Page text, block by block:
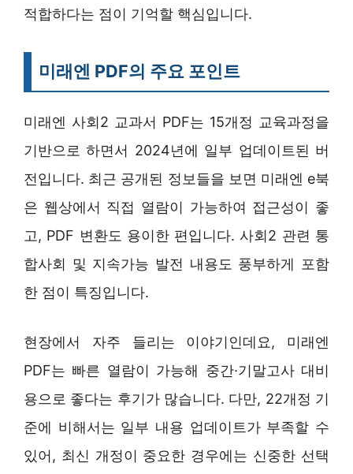
적합하다는 점이 기억할 핵심입니다.
미래엔 PDF의 주요 포인트
미래엔 사회2 교과서 PDF는 15개정 교육과정을
기반으로 하면서 2024년에 일부 업데이트된 버
전입니다. 최근 공개된 정보들을 보면 미래엔 e북
은 웹상에서 직접 열람이 가능하여 접근성이 좋
고, PDF 변환도 용이한 편입니다. 사회2 관련 통
합사회 및 지속가능 발전 내용도 풍부하게 포함
한 점이 특징입니다.
현장에서 자주 들리는 이야기인데요, 미래엔
PDF는 빠른 열람이 가능해 중간·기말고사 대비
용으로 좋다는 후기가 많습니다. 다만, 22개정 기
준에 비해서는 일부 내용 업데이트가 부족할 수
있어, 최신 개정이 중요한 경우에는 신중한 선택